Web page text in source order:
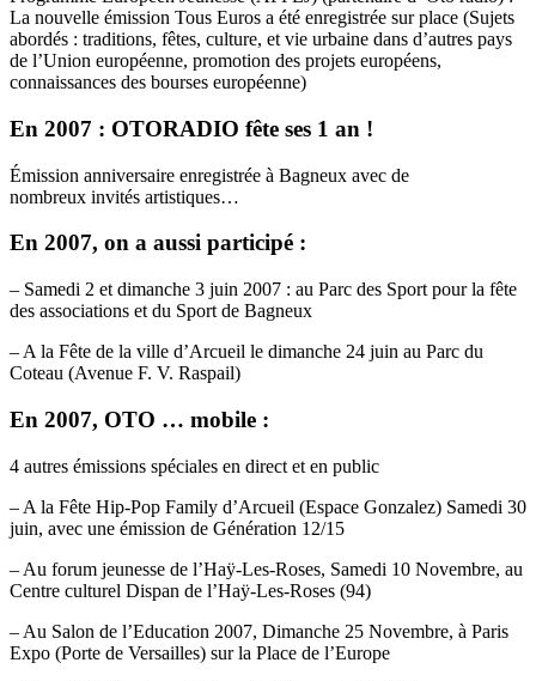
La nouvelle émission Tous Euros a été enregistrée sur place (Sujets
abordés : traditions, fêtes, culture, et vie urbaine dans d’autres pays
de l’Union européenne, promotion des projets européens,
connaissances des bourses européenne)
En 2007 : OTORADIO fête ses 1 an !
Émission anniversaire enregistrée à Bagneux avec de
nombreux invités artistiques…
En 2007, on a aussi participé :
– Samedi 2 et dimanche 3 juin 2007 : au Parc des Sport pour la fête
des associations et du Sport de Bagneux
– A la Fête de la ville d’Arcueil le dimanche 24 juin au Parc du
Coteau (Avenue F. V. Raspail)
En 2007, OTO … mobile :
4 autres émissions spéciales en direct et en public
– A la Fête Hip-Pop Family d’Arcueil (Espace Gonzalez) Samedi 30
juin, avec une émission de Génération 12/15
– Au forum jeunesse de l’Haÿ-Les-Roses, Samedi 10 Novembre, au
Centre culturel Dispan de l’Haÿ-Les-Roses (94)
– Au Salon de l’Education 2007, Dimanche 25 Novembre, à Paris
Expo (Porte de Versailles) sur la Place de l’Europe